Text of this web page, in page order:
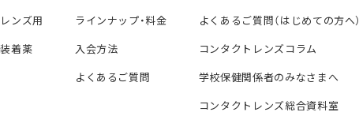
ンズ用
着薬
ラインナップ・料金
入会方法
よくあるご質問
よくあるご質問（はじめての方へ）
コンタクトレンズコラム
学校保健関係者のみなさまへ
コンタクトレンズ総合資料室